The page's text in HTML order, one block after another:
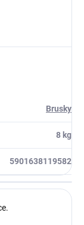
Brusky
8 kg
5901638119582